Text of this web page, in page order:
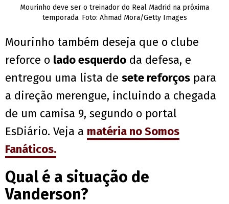
Mourinho deve ser o treinador do Real Madrid na próxima
temporada. Foto: Ahmad Mora/Getty Images
Mourinho também deseja que o clube
reforce o lado esquerdo da defesa, e
entregou uma lista de sete reforços para
a direção merengue, incluindo a chegada
de um camisa 9, segundo o portal
EsDiário. Veja a matéria no Somos
Fanáticos.
Qual é a situação de
Vanderson?